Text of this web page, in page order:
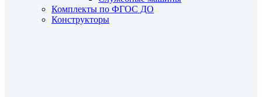
Комплекты по ФГОС ДО
Конструкторы